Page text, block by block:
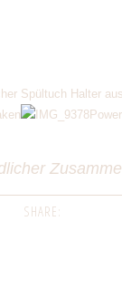
Spültuch Halter
SHARE: